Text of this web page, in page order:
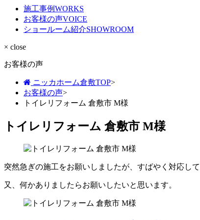
施工事例WORKS
お客様の声VOICE
ショールーム紹介SHOWROOM
× close
お客様の声
ニッカホーム倉敷TOP>
お客様の声>
トイレリフォーム 倉敷市 M様
トイレリフォーム 倉敷市 M様
突然急ぎの施工をお願いしましたが、すばやく対応し
又、何かありましたらお願いしたいと思います。